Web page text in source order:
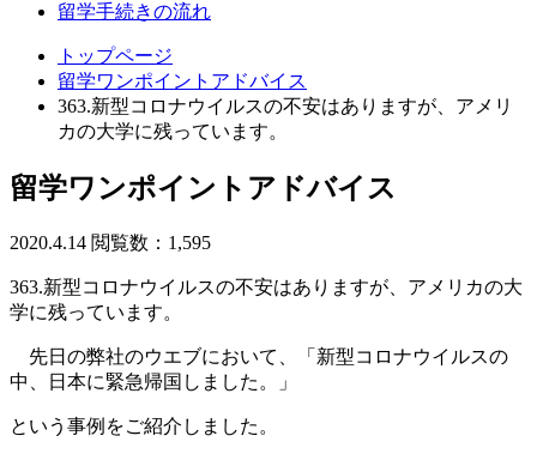
留学手続きの流れ
トップページ
留学ワンポイントアドバイス
363.新型コロナウイルスの不安はありますが、アメリ
カの大学に残っています。
留学ワンポイントアドバイス
2020.4.14 閲覧数：1,595
363.新型コロナウイルスの不安はありますが、アメリカの大
学に残っています。
先日の弊社のウエブにおいて、「新型コロナウイルスの
中、日本に緊急帰国しました。」
という事例をご紹介しました。